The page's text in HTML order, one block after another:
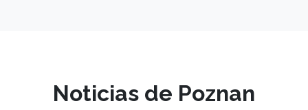
Noticias de Poznan